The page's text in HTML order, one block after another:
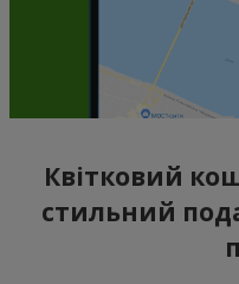
Квітковий
стильний